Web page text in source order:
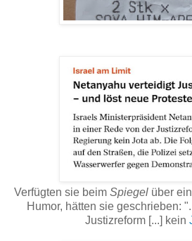
Verfügten sie beim Spiegel über
Humor, hätten sie geschrieben:
Justizreform [...] kein